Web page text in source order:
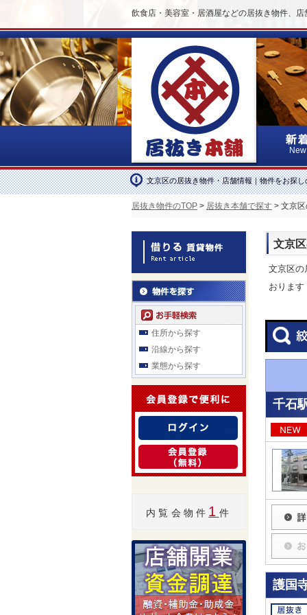
飲食店・美容室・居酒屋などの居抜き物件、
文京区の居抜き物件・店舗情報｜物件をお探し
居抜き物件のTOP > 居抜き本舗で探す > 文京
文京
文京区の
おります
千石
護国
住所から探す
沿線から探す
業態から探す
内覧会物件 1 件